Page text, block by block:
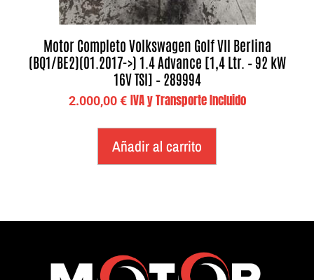
Motor Completo Volkswagen Golf VII Berlina
(BQ1/BE2)(01.2017->) 1.4 Advance [1,4 Ltr. – 92 kW
16V TSI] – 289994
2.000,00€ IVA y Transporte Incluido
Añadir al carrito